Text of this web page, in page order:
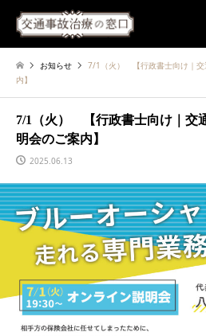
お知らせ
7/1（火） 【行政書士向け｜交
内】
7/1（火） 【行政書士向け｜交
明会のご案内】
2025.06.13